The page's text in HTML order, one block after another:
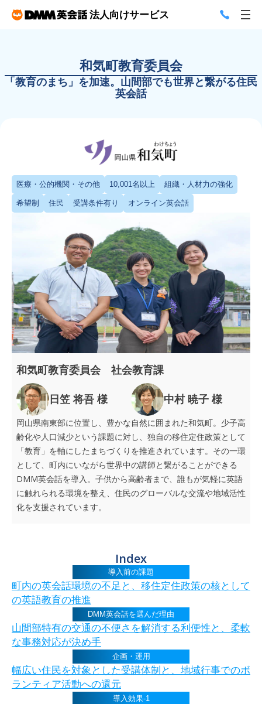
法人向けサービス
和気町教育委員会
「教育のまち」を加速。山間部でも世界と繋がる住民
英会話
医療・公的機関・その他 10,001名以上 組織・人材力の強化
希望制 住民 受講条件有り オンライン英会話
和気町教育委員会 社会教育課
日笠 将吾 様 中村 暁子 様
岡山県南東部に位置し、豊かな自然に囲まれた和気町。少子高
齢化や人口減少という課題に対し、独自の移住定住政策として
「教育」を軸にしたまちづくりを推進されています。その一環
として、町内にいながら世界中の講師と繋がることができる
DMM英会話を導入。子供から高齢者まで、誰もが気軽に英語
に触れられる環境を整え、住民のグローバルな交流や地域活性
化を支援されています。
Index
導入前の課題
町内の英会話環境の不足と、移住定住政策の核として
の英語教育の推進
DMM英会話を選んだ理由
山間部特有の交通の不便さを解消する利便性と、柔軟
な事務対応が決め手
企画・運用
幅広い住民を対象とした受講体制と、地域行事でのボ
ランティア活動への還元
導入効果-1